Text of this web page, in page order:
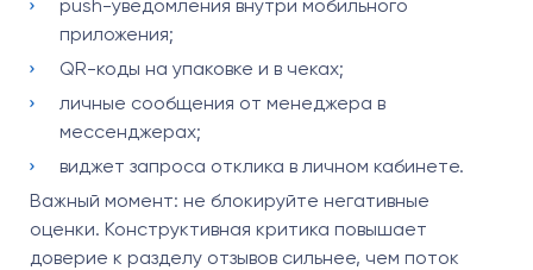
push-уведомления внутри мобильного
приложения;
QR-коды на упаковке и в чеках;
личные сообщения от менеджера в
мессенджерах;
виджет запроса отклика в личном кабинете.
Важный момент: не блокируйте негативные
оценки. Конструктивная критика повышает
доверие к разделу отзывов сильнее, чем поток